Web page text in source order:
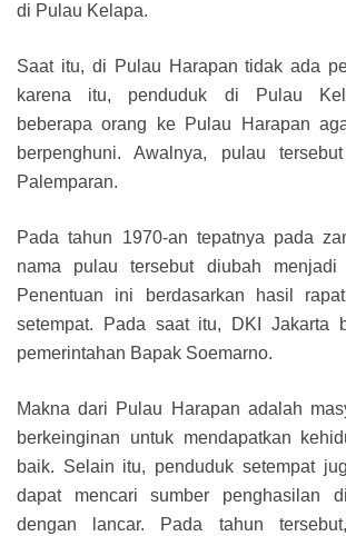
di Pulau Kelapa.
Saat itu, di Pulau Harapan tidak ada
karena itu, penduduk di Pulau
beberapa orang ke Pulau Harapan
berpenghuni. Awalnya, pulau
Palemparan.
Pada tahun 1970-an tepatnya pada
nama pulau tersebut diubah menjadi
Penentuan ini berdasarkan hasil
setempat. Pada saat itu, DKI Jakarta
pemerintahan Bapak Soemarno.
Makna dari Pulau Harapan adalah
berkeinginan untuk mendapatkan
baik. Selain itu, penduduk setempat
dapat mencari sumber penghasilan
dengan lancar. Pada tahun